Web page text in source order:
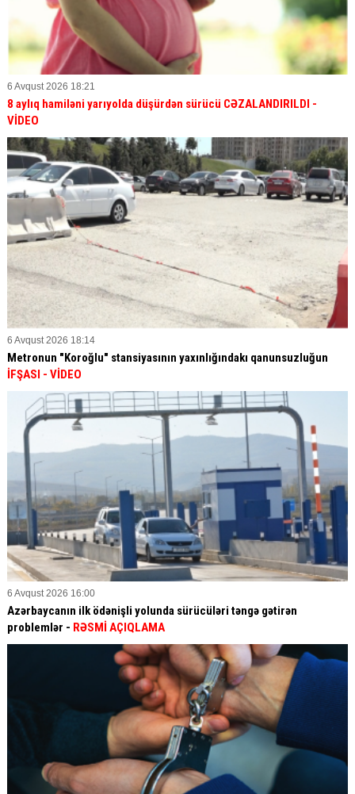
6 Avqust 2026 18:21
8 aylıq hamiləni yarıyolda düşürdən sürücü CƏZALANDIRILDI -
VİDEO
6 Avqust 2026 18:14
Metronun "Koroğlu" stansiyasının yaxınlığındakı qanunsuzluğun
İFŞASI - VİDEO
6 Avqust 2026 16:00
Azərbaycanın ilk ödənişli yolunda sürücüləri təngə gətirən
problemlər - RƏSMİ AÇIQLAMA